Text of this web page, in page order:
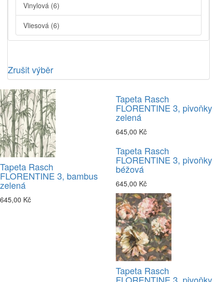
Vinylová (6)
Vliesová (6)
Zrušit výběr
Tapeta Rasch
FLORENTINE 3, bambus
zelená
645,00 Kč
Tapeta Rasch
FLORENTINE 3, pivoňky
zelená
645,00 Kč
Tapeta Rasch
FLORENTINE 3, pivoňky
béžová
645,00 Kč
Tapeta Rasch